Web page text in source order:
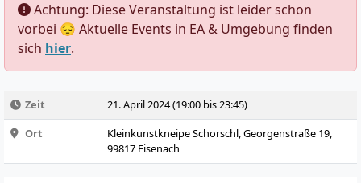
️ Achtung: Diese Veranstaltung ist leider schon
vorbei 😔 Aktuelle Events in EA & Umgebung finden
sich hier.
Zeit
21. April 2024 (19:00 bis 23:45)
Ort
Kleinkunstkneipe Schorschl, Georgenstraße 19,
99817 Eisenach